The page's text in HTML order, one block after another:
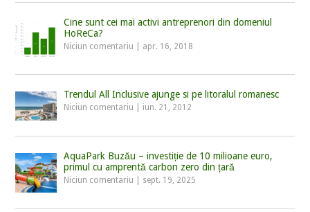
Cine sunt cei mai activi antreprenori din domeniul
HoReCa?
Niciun comentariu apr. 16, 2018
Trendul All Inclusive ajunge si pe litoralul romanesc
Niciun comentariu iun. 21, 2012
AquaPark Buzău – investiție de 10 milioane euro,
primul cu amprentă carbon zero din țară
Niciun comentariu sept. 19, 2025